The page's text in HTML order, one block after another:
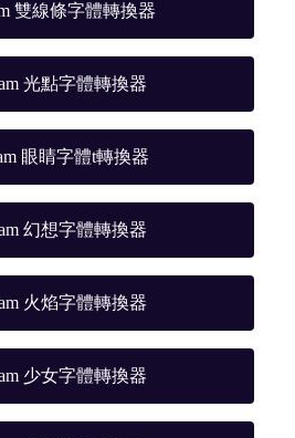
雙線條字體轉換器
光點字體轉換器
眼睛字體t轉換器
幻想字體轉換器
火焰字體轉換器
少女字體轉換器